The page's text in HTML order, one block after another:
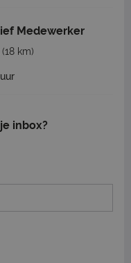
Medewerker
(18 km)
inbox?